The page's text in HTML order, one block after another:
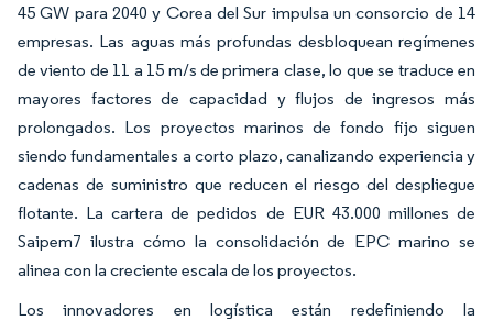
45 GW para 2040 y Corea del Sur impulsa un consorcio de 14
empresas. Las aguas más profundas desbloquean regímenes
de viento de 11 a 15 m/s de primera clase, lo que se traduce en
mayores factores de capacidad y flujos de ingresos más
prolongados. Los proyectos marinos de fondo fijo siguen
siendo fundamentales a corto plazo, canalizando experiencia y
cadenas de suministro que reducen el riesgo del despliegue
flotante. La cartera de pedidos de EUR 43.000 millones de
Saipem7 ilustra cómo la consolidación de EPC marino se
alinea con la creciente escala de los proyectos.
Los innovadores en logística están redefiniendo la